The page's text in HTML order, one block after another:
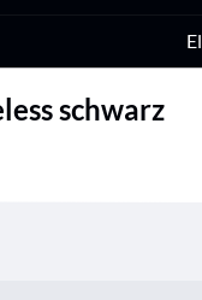
schwarz